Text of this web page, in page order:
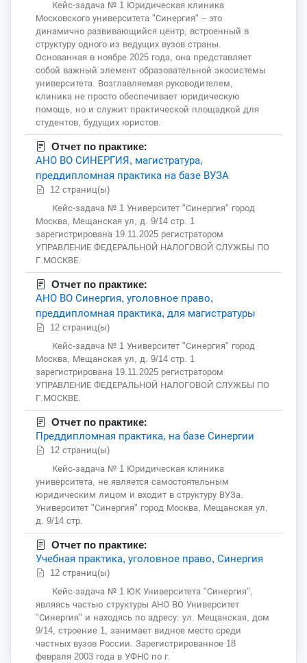
Кейс-задача № 1 Юридическая клиника
Московского университета "Синергия" – это
динамично развивающийся центр, встроенный в
структуру одного из ведущих вузов страны.
Основанная в ноябре 2025 года, она представляет
собой важный элемент образовательной экосистемы
университета. Возглавляемая руководителем,
клиника не просто обеспечивает юридическую
помощь, но и служит практической площадкой для
студентов, будущих юристов.
Отчет по практике:
АНО ВО СИНЕРГИЯ, магистратура,
преддипломная практика на базе ВУЗА
12 страниц(ы)
Кейс-задача № 1 Университет "Синергия" город
Москва, Мещанская ул, д. 9/14 стр. 1
зарегистрирована 19.11.2025 регистратором
УПРАВЛЕНИЕ ФЕДЕРАЛЬНОЙ НАЛОГОВОЙ СЛУЖБЫ ПО
Г.МОСКВЕ.
Отчет по практике:
АНО ВО Синергия, уголовное право,
преддипломная практика, для магистратуры
12 страниц(ы)
Кейс-задача № 1 Университет "Синергия" город
Москва, Мещанская ул, д. 9/14 стр. 1
зарегистрирована 19.11.2025 регистратором
УПРАВЛЕНИЕ ФЕДЕРАЛЬНОЙ НАЛОГОВОЙ СЛУЖБЫ ПО
Г.МОСКВЕ.
Отчет по практике:
Преддипломная практика, на базе Синергии
12 страниц(ы)
Кейс-задача № 1 Юридическая клиника
университета, не является самостоятельным
юридическим лицом и входит в структуру ВУЗа.
Университет "Синергия" город Москва, Мещанская ул,
д. 9/14 стр.
Отчет по практике:
Учебная практика, уголовное право, Синергия
12 страниц(ы)
Кейс-задача № 1 ЮК Университета "Синергия",
являясь частью структуры АНО ВО Университет
"Синергия" и находясь по адресу: ул. Мещанская, дом
9/14, строение 1, занимает видное место среди
частных вузов России. Зарегистрированное 18
февраля 2003 года в УФНС по г.